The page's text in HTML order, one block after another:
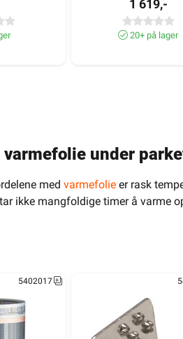
1 619,-
20+ på lager
varmefolie under
med varmefolie er rask
ikke mangfoldige timer å varme
5402017